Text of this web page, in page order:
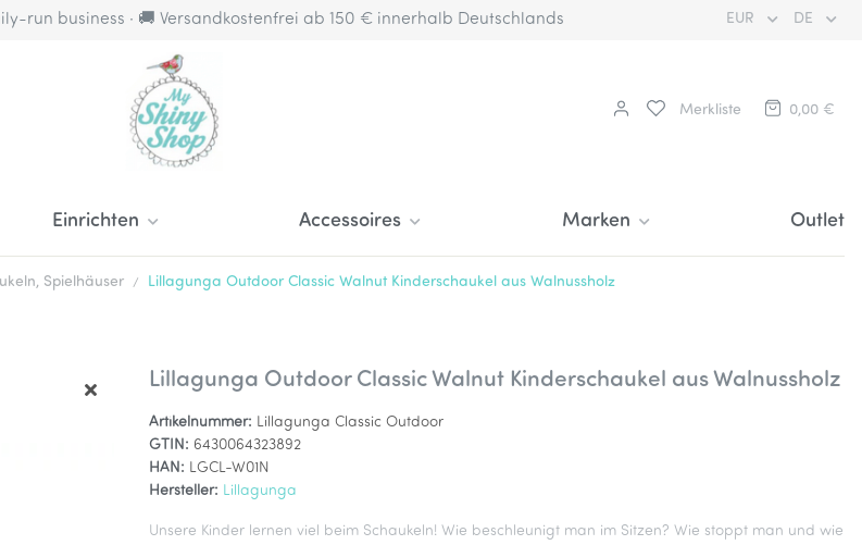
EUR DE
run business · 🚚 Versandkostenfrei ab 150 € innerhalb Deutschlands
Merkliste 0,00 €
Einrichten Accessoires Marken Outlet
Spielhäuser Lillagunga Outdoor Classic Walnut Kinderschaukel aus Walnussholz
Lillagunga Outdoor Classic Walnut Kinderschaukel aus Walnussholz
Artikelnummer: Lillagunga Classic Outdoor
GTIN: 6430064323892
HAN: LGCL-W01N
Hersteller: Lillagunga
Unsere Kinder lernen viel beim Schaukeln! Wie beschleunigt man im Sitzen? Wie stoppt man und wie